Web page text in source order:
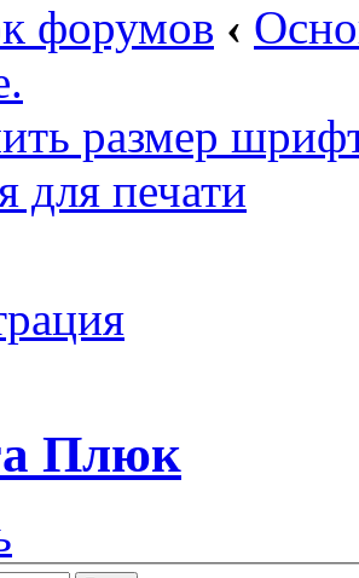
форумов ‹
размер
для печати
Плюк